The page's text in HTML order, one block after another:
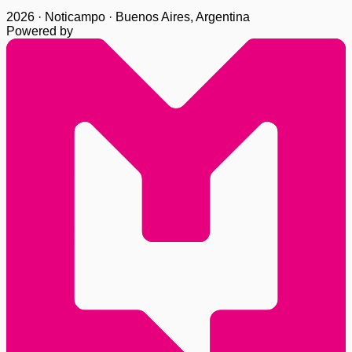
2026 · Noticampo · Buenos Aires, Argentina
Powered by